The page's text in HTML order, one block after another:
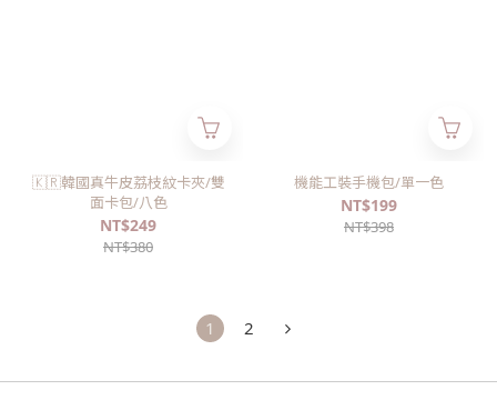
🇰🇷韓國真牛皮荔枝紋卡夾/雙
面卡包/八色
NT$249
NT$380
機能工裝手機包/單一色
NT$199
NT$398
1 2